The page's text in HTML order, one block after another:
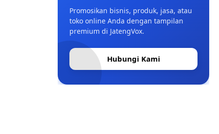
Promosikan bisnis, produk, jasa, atau
toko online Anda dengan tampilan
premium di JatengVox.
Hubungi Kami